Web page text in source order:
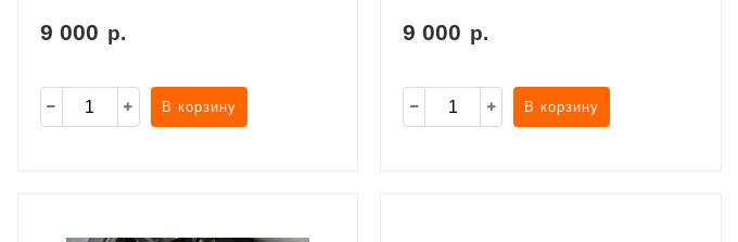
9 000 р.
В корзину
9 000 р.
В корзину